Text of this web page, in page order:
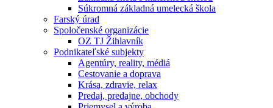
Súkromná základná umelecká škola
Farský úrad
Spoločenské organizácie
OZ TJ Žihlavník
Podnikateľské subjekty
Agentúry, reality, médiá
Cestovanie a doprava
Krása, zdravie, relax
Predaj, predajne, obchody